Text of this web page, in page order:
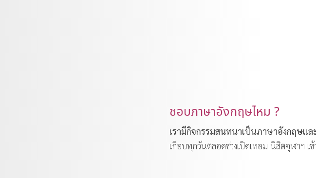
ชอบภาษาอังกฤษไหม ?
เรามีกิจกรรมสนทนาเป็นภาษาอังกฤษแ
เกือบทุกวันตลอดช่วงเปิดเทอม นิสิตจุฬาฯ เ